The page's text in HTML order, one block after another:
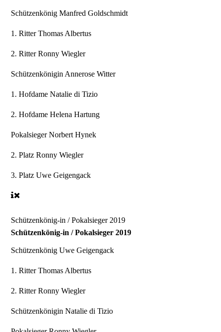
SchützenkönigManfred Goldschmidt
1. RitterThomas Albertus
2. RitterRonny Wiegler
Schützenkönigin Annerose Witter
1. HofdameNatalie di Tizio
2. HofdameHelena Hartung
PokalsiegerNorbert Hynek
2. PlatzRonny Wiegler
3. PlatzUwe Geigengack
Schützenkönig-in / Pokalsieger 2019
Schützenkönig-in / Pokalsieger 2019
SchützenkönigUwe Geigengack
1. RitterThomas Albertus
2. RitterRonny Wiegler
SchützenköniginNatalie di Tizio